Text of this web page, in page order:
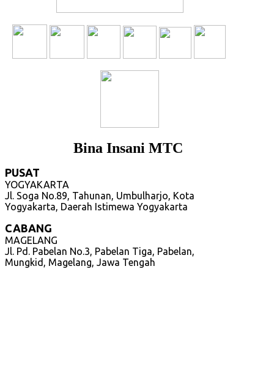
Bina Insani MTC
PUSAT
YOGYAKARTA
Jl. Soga No.89, Tahunan, Umbulharjo, Kota
Yogyakarta, Daerah Istimewa Yogyakarta
CABANG
MAGELANG
Jl. Pd. Pabelan No.3, Pabelan Tiga, Pabelan,
Mungkid, Magelang, Jawa Tengah